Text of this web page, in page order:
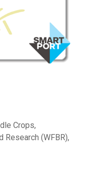
Crops,
Research (WFBR),